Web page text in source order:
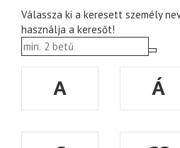
Válassza ki a keresett személy
használja a keresőt!
A Á